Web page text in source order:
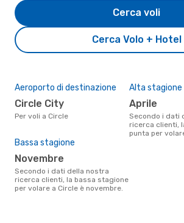
Cerca Volo + Hotel
Cerca voli
Aeroporto di destinazione
Circle City
Per voli a Circle
Alta stagione
aprile
Secondo i dati della nostra
ricerca clienti,
punta per
Bassa stagione
novembre
Secondo i dati della nostra
ricerca clienti, la bassa stagione
per volare a Circle è novembre.